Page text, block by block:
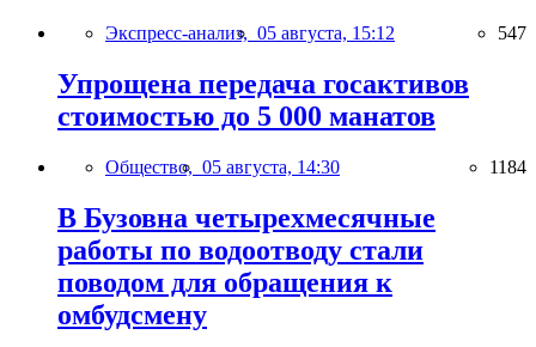
Экспресс-анализ, 05 августа, 15:12 547
Упрощена передача госактивов
стоимостью до 5 000 манатов
Общество, 05 августа, 14:30 1184
В Бузовна четырехмесячные
работы по водоотводу стали
поводом для обращения к
омбудсмену